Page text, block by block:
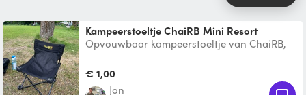
Kampeerstoeltje ChaiRB Mini Resort
Opvouwbaar kampeerstoeltje van ChaiRB,
Neemt heel wei
€ 1,00
Jon